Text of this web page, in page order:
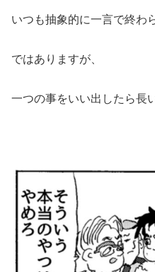
いつも抽象的に一言で終わ
ではありますが、
一つの事をいい出したら長